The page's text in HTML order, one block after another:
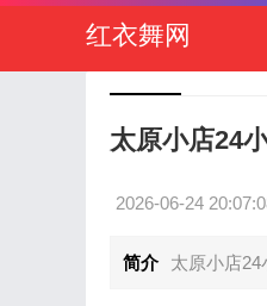
红衣舞网
太原小店24
2026-06-24
简介 太原小店